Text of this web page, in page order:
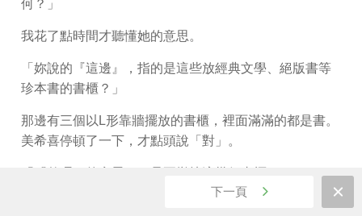
何？」
我花了點時間才聽懂她的意思。
「妳說的『這邊』，指的是這些放經典文學、絕版書等
珍本書的書櫃？」
那邊有三個以L形靠牆擺放的書櫃，裡面滿滿的都是書。
美希喜停頓了一下，才點頭說「對」。
她又停頓了一下（這次停頓的時間比剛剛再長一點），
下一頁